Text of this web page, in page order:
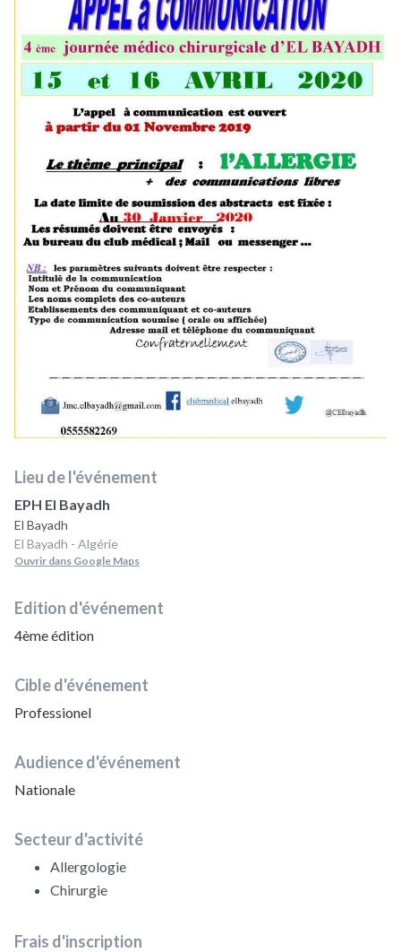
Lieu de l'événement
EPH El Bayadh
El Bayadh
El Bayadh - Algérie
Ouvrir dans Google Maps
Edition d'événement
4ème édition
Cible d'événement
Professionel
Audience d'événement
Nationale
Secteur d'activité
Allergologie
Chirurgie
Frais d'inscription